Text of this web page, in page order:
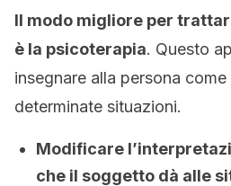
Il modo migliore per
è la psicoterapia. Questo
insegnare alla persona
determinate situazioni.
Modificare
che il soggetto dà alle